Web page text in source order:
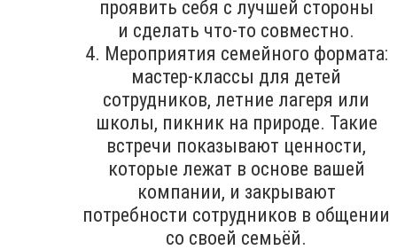
проявить себя с лучшей стороны
и сделать что-то совместно.
4. Мероприятия семейного формата:
мастер-классы для детей
сотрудников, летние лагеря или
школы, пикник на природе. Такие
встречи показывают ценности,
которые лежат в основе вашей
компании, и закрывают
потребности сотрудников в общении
со своей семьёй.